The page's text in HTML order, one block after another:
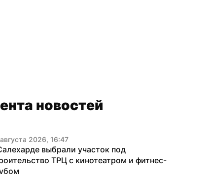
новостей
2026, 16:47
выбрали участок под
ТРЦ с кинотеатром и фитнес-